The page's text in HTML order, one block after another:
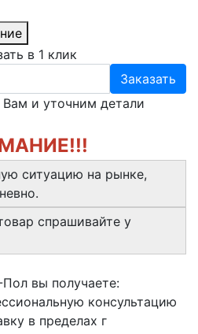
в 1 клик
Заказать
и уточним детали
ситуацию на рынке,
спрашивайте у
вы получаете:
консультацию
в пределах г